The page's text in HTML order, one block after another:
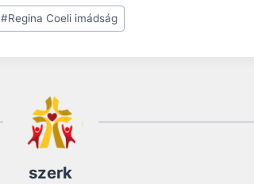
#Regina Coeli imádság
szerk